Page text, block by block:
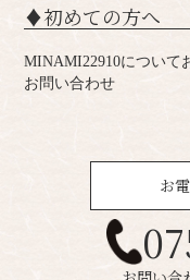
♦︎初めての方へ
MINAMI22910について
お問い合わせ
お